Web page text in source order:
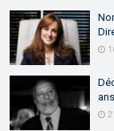
ans